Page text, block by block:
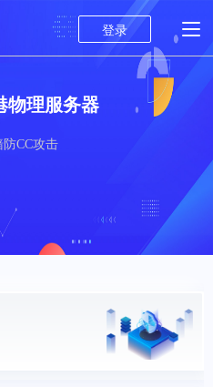
登录
物理服务器
CC攻击